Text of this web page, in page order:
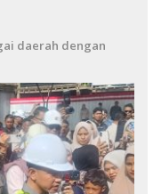
daerah dengan